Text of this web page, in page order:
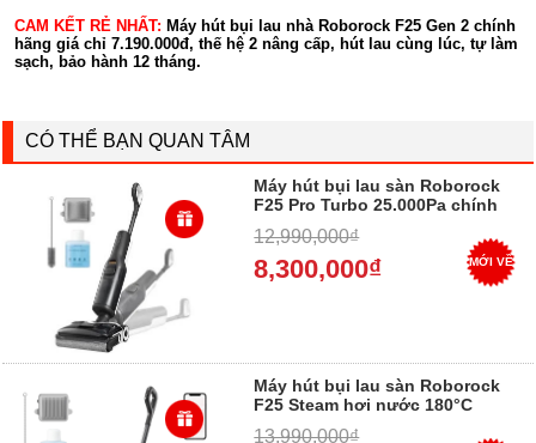
CAM KẾT RẺ NHẤT: Máy hút bụi lau nhà Roborock F25 Gen 2 chính
hãng giá chỉ 7.190.000đ, thế hệ 2 nâng cấp, hút lau cùng lúc, tự làm
sạch, bảo hành 12 tháng.
CÓ THỂ BẠN QUAN TÂM
Máy hút bụi lau sàn Roborock
F25 Pro Turbo 25.000Pa chính
hãng giá rẻ
12,990,000₫
8,300,000₫ MỚI VỀ
Máy hút bụi lau sàn Roborock
F25 Steam hơi nước 180°C
chính hãng
13,990,000₫